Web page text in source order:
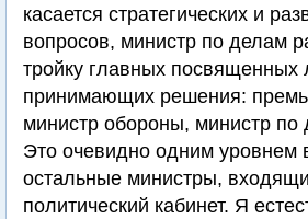
касается стратегических и
вопросов, министр по делам
тройку главных посвященных
принимающих решения:
министр обороны, министр по
Это очевидно одним
остальные министры,
политический кабинет. Я